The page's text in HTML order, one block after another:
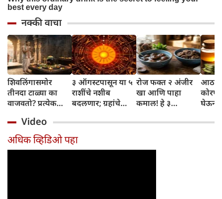
नक्की वाचा
शिवलिंगासमोर
तीनदा टाळ्या का
वाजवतो? प्रत्येक
जाणून घ्या
३ ऑगस्टपासून या ५
राशींचे नशीब
बदलणार; ग्रहांचे
संपतील आणि शुभ
दिवसांची सुरुवात
होईल
रोज फक्त २ अंजीर
खा आणि पाहा
कमाल! हे ३
तुम्हाला ठाऊक
घेऊन
Video
अधिक व्हिडिओ पहा